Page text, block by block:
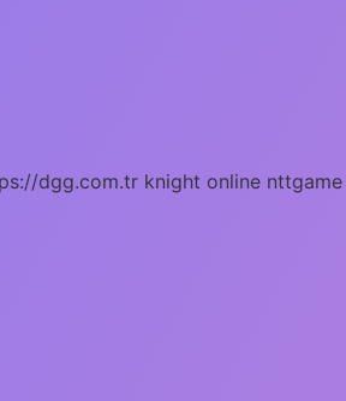
dgg.com.tr knight online nttgame